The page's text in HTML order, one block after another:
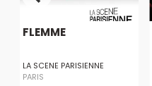
FLEMME
LA SCENE PARISIENNE
PARIS